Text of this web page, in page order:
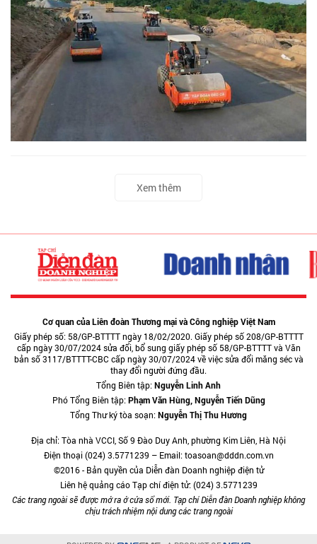
Xem thêm
Cơ quan của Liên đoàn Thương mại và Công nghiệp Việt Nam
Giấy phép số: 58/GP-BTTTT ngày 18/02/2020. Giấy phép số 208/GP-BTTTT
cấp ngày 30/07/2024 sửa đổi, bổ sung giấy phép số 58/GP-BTTTT và Văn
bản số 3117/BTTTT-CBC cấp ngày 30/07/2024 về việc sửa đổi măng séc và
thay đổi người đứng đầu.
Tổng Biên tập:Nguyễn Linh Anh
Phó Tổng Biên tập:Phạm Văn Hùng, Nguyễn Tiến Dũng
Tổng Thư ký tòa soạn:Nguyễn Thị Thu Hương
Địa chỉ: Tòa nhà VCCI, Số 9 Đào Duy Anh, phường Kim Liên, Hà Nội
Điện thoại (024) 3.5771239 – Email: toasoan@dddn.com.vn
©2016 - Bản quyền của Diễn đàn Doanh nghiệp điện tử
Liên hệ quảng cáo Tạp chí điện tử: (024) 3.5771239
Các trang ngoài sẽ được mở ra ở cửa sổ mới. Tạp chí Diễn đàn Doanh nghiệp không
chịu trách nhiệm nội dung các trang ngoài